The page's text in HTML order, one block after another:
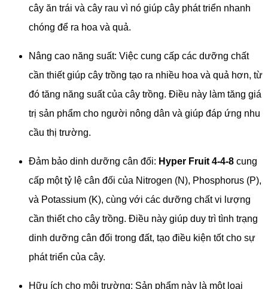
cây ăn trái và cây rau vì nó giúp cây phát triển nhanh
chóng để ra hoa và quả.
Nâng cao năng suất: Việc cung cấp các dưỡng chất
cần thiết giúp cây trồng tạo ra nhiều hoa và quả hơn, từ
đó tăng năng suất của cây trồng. Điều này làm tăng giá
trị sản phẩm cho người nông dân và giúp đáp ứng nhu
cầu thị trường.
Đảm bảo dinh dưỡng cân đối: Hyper Fruit 4-4-8 cung
cấp một tỷ lệ cân đối của Nitrogen (N), Phosphorus (P),
và Potassium (K), cùng với các dưỡng chất vi lượng
cần thiết cho cây trồng. Điều này giúp duy trì tình trạng
dinh dưỡng cân đối trong đất, tạo điều kiện tốt cho sự
phát triển của cây.
Hữu ích cho môi trường: Sản phẩm này là một loại